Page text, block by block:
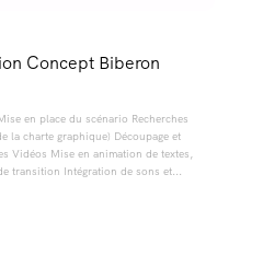
Concept Biberon
en place du scénario Recherches
la charte graphique) Découpage et
Vidéos Mise en animation de textes,
transition Intégration de sons et...